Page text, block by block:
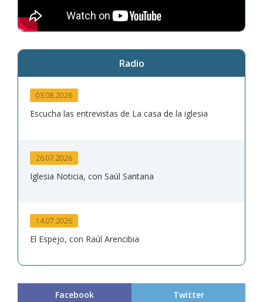
Radio
03.08.2026
Escucha las entrevistas de La casa de la iglesia
26.07.2026
Iglesia Noticia, con Saúl Santana
14.07.2026
El Espejo, con Raúl Arencibia
Facebook Twitter